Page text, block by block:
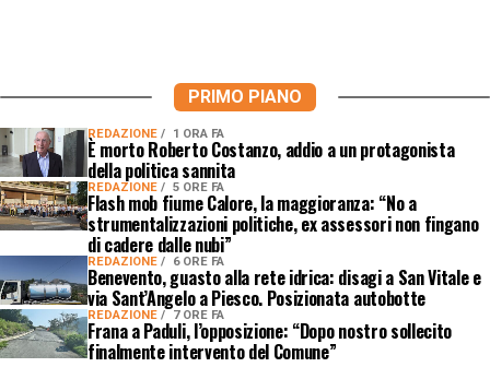
PRIMO PIANO
REDAZIONE 1 ORA FA
È morto Roberto Costanzo, addio a un protagonista
della politica sannita
REDAZIONE 5 ORE FA
Flash mob fiume Calore, la maggioranza: “No a
strumentalizzazioni politiche, ex assessori non fingano
di cadere dalle nubi”
REDAZIONE 6 ORE FA
Benevento, guasto alla rete idrica: disagi a San Vitale e
via Sant’Angelo a Piesco. Posizionata autobotte
REDAZIONE 7 ORE FA
Frana a Paduli, l’opposizione: “Dopo nostro sollecito
finalmente intervento del Comune”